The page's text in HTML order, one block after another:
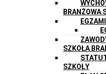
BRANŻOWA
SZKOŁA
SZKOŁY